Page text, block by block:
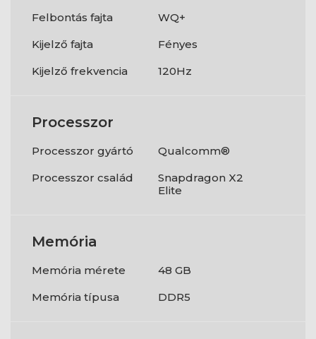
Felbontás fajta
WQ+
Kijelző fajta
Fényes
Kijelző frekvencia
120Hz
Processzor
Processzor gyártó
Qualcomm®
Processzor család
Snapdragon X2
Elite
Memória
Memória mérete
48 GB
Memória típusa
DDR5